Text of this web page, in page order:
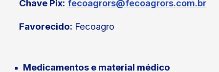
Chave Pix: fecoagrors@fecoagrors.com.br
Favorecido: Fecoagro
Medicamentos e material médico